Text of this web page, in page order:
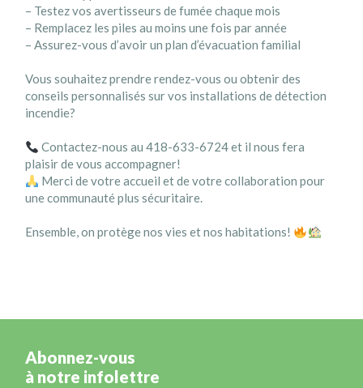
– Testez vos avertisseurs de fumée chaque mois
– Remplacez les piles au moins une fois par année
– Assurez-vous d’avoir un plan d’évacuation familial
Vous souhaitez prendre rendez-vous ou obtenir des
conseils personnalisés sur vos installations de détection
incendie?
Contactez-nous au 418-633-6724 et il nous fera
plaisir de vous accompagner!
Merci de votre accueil et de votre collaboration pour
une communauté plus sécuritaire.
Ensemble, on protège nos vies et nos habitations!
Abonnez-vous
à notre infolettre